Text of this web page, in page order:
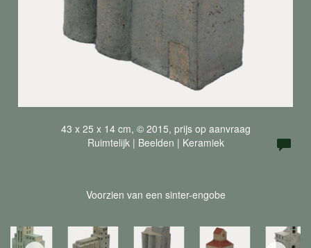
43 x 25 x 14 cm, © 2015, prijs op aanvraag
Ruimtelijk | Beelden | Keramiek
Voorzien van een sinter-engobe